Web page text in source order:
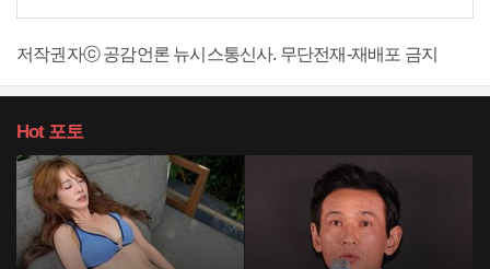
저작권자ⓒ 공감언론 뉴시스통신사. 무단전재-재배포 금지
Hot포토